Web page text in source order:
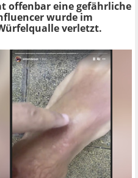
offenbar eine gefährliche
wurde im
verletzt.